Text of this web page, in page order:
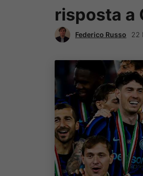
risposta a
Federico Russo 22